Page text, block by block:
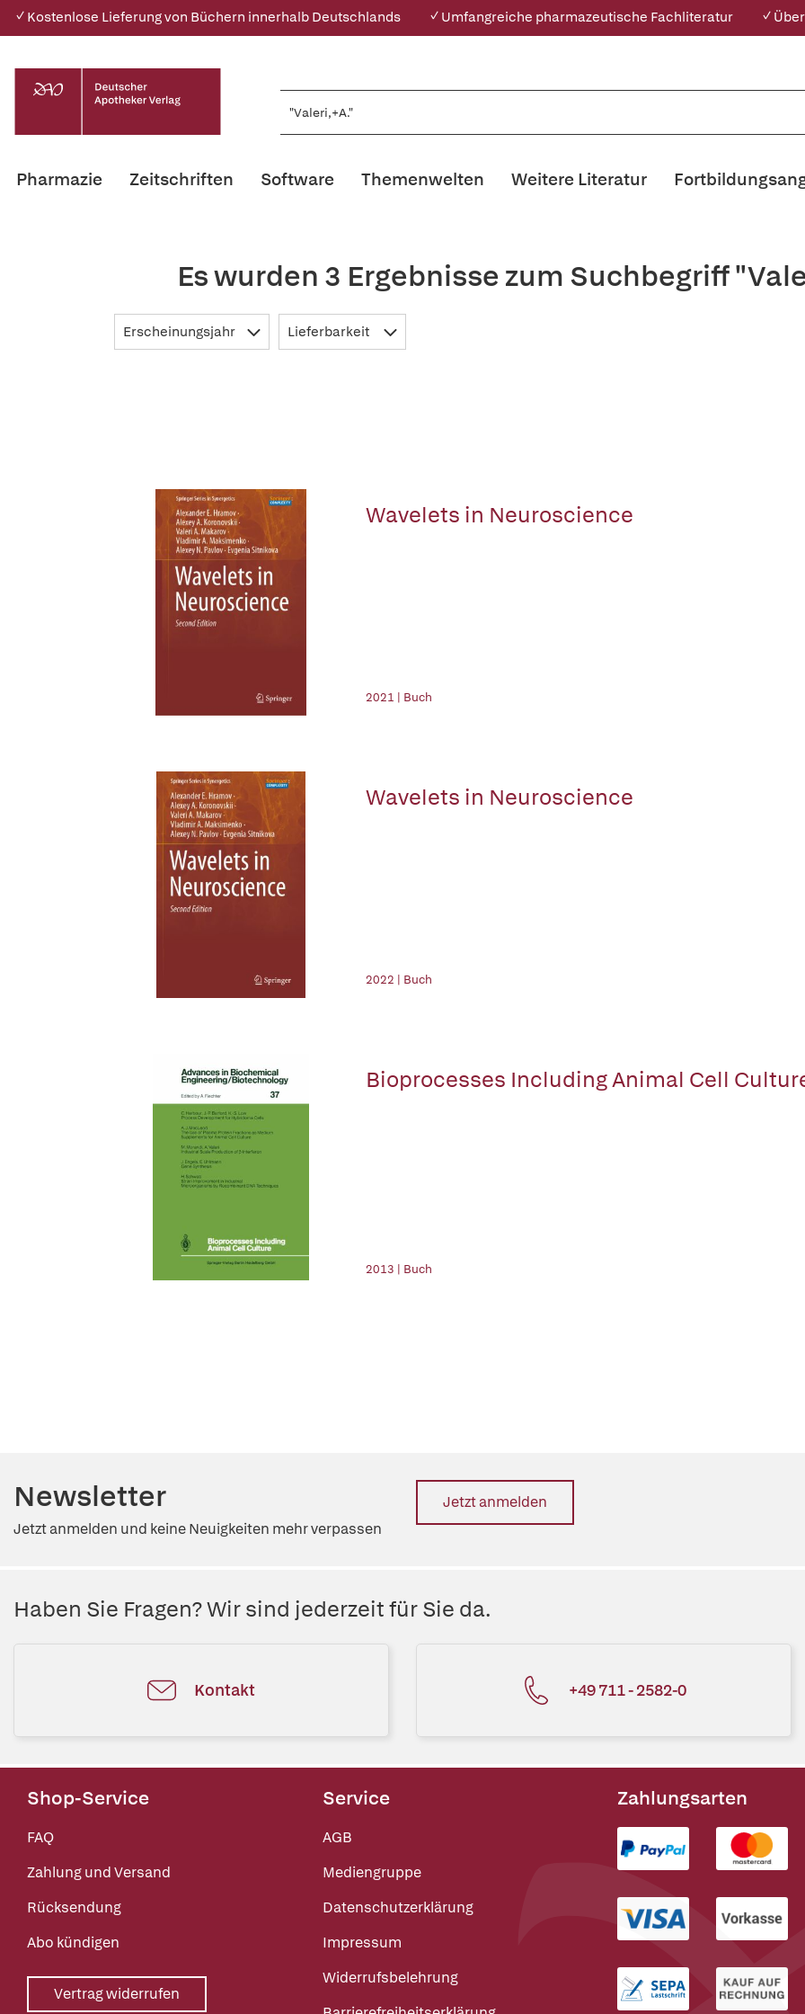
✓ Kostenlose Lieferung von Büchern innerhalb Deutschlands ✓ Umfangreiche pharmazeutische Fachliteratur ✓
Pharmazie Zeitschriften Software Themenwelten Weitere Literatur
Es wurden 3 Ergebnisse zum Suchbegriff
Erscheinungsjahr Lieferbarkeit
Wavelets in Neuroscience
2021 | Buch
Wavelets in Neuroscience
2022 | Buch
Bioprocesses Including Animal Cell
2013 | Buch
Newsletter
Jetzt anmelden und keine Neuigkeiten mehr verpassen
Jetzt anmelden
Haben Sie Fragen? Wir sind jederzeit für Sie da.
Kontakt +49 711 - 2582-0
Shop-Service
FAQ
Zahlung und Versand
Rücksendung
Abo kündigen
Vertrag widerrufen
Service
AGB
Mediengruppe
Datenschutzerklärung
Impressum
Widerrufsbelehrung
Zahlungsarten